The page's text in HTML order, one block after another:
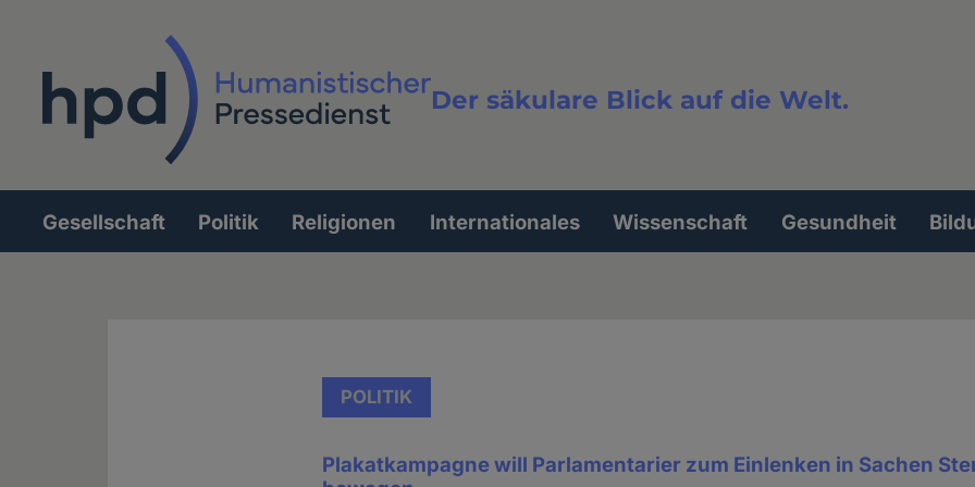
Der säkulare Blick auf die Welt.
Volltextsuche
Hauptnavigation
Gesellschaft Politik Religionen Internationales Wissenschaft Gesundheit
POLITIK
Plakatkampagne will Parlamentarier zum Einlenken in Sachen